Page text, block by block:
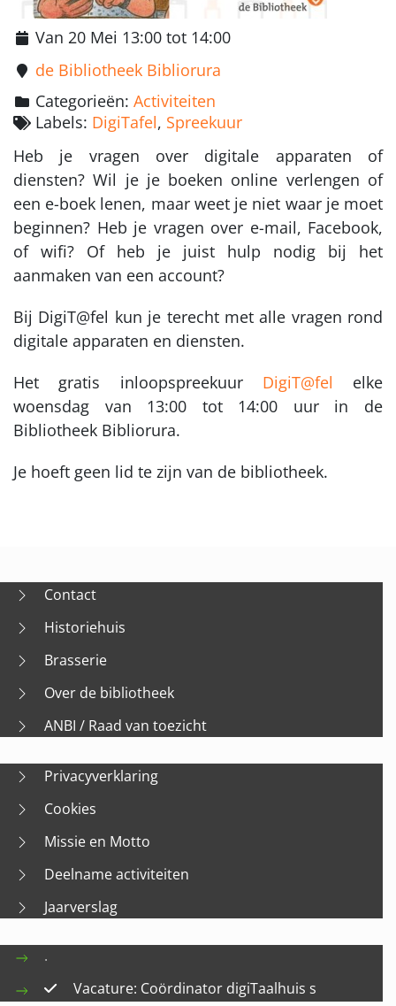
Van 20 Mei 13:00 tot 14:00
de Bibliotheek Bibliorura
Categorieën: Activiteiten
Labels: DigiTafel, Spreekuur
Heb je vragen over digitale apparaten of
diensten? Wil je je boeken online verlengen of
een e-boek lenen, maar weet je niet waar je moet
beginnen? Heb je vragen over e-mail, Facebook,
of wifi? Of heb je juist hulp nodig bij het
aanmaken van een account?
Bij DigiT@fel kun je terecht met alle vragen rond
digitale apparaten en diensten.
Het gratis inloopspreekuur DigiT@fel elke
woensdag van 13:00 tot 14:00 uur in de
Bibliotheek Bibliorura.
Je hoeft geen lid te zijn van de bibliotheek.
Contact
Historiehuis
Brasserie
Over de bibliotheek
ANBI / Raad van toezicht
Privacyverklaring
Cookies
Missie en Motto
Deelname activiteiten
Jaarverslag
.
Vacature: Coördinator digiTaalhuis s